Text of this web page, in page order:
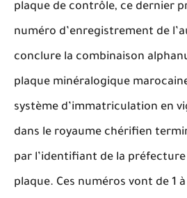
plaque de contrôle, ce dernier
numéro d’enregistrement de
conclure la combinaison
plaque minéralogique
système d’immatriculation en
dans le royaume chérifien
par l’identifiant de la préfecture
plaque. Ces numéros vont de 1 à